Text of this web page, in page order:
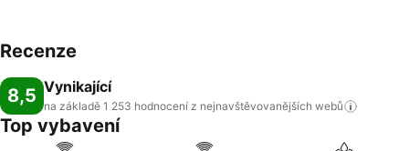
Recenze
8,5 Vynikající
na základě 1 253 hodnocení z nejnavštěvovanějších webů
Top vybavení